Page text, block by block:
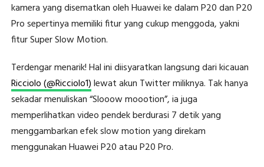
kamera yang disematkan oleh Huawei ke dalam P20 dan P20
Pro sepertinya memiliki fitur yang cukup menggoda, yakni
fitur Super Slow Motion.
Terdengar menarik! Hal ini diisyaratkan langsung dari kicauan
Ricciolo (@Ricciolo1)lewat akun Twitter miliknya. Tak hanya
sekadar menuliskan “Slooow moootion”, ia juga
memperlihatkan video pendek berdurasi 7 detik yang
menggambarkan efek slow motion yang direkam
menggunakan Huawei P20 atau P20 Pro.